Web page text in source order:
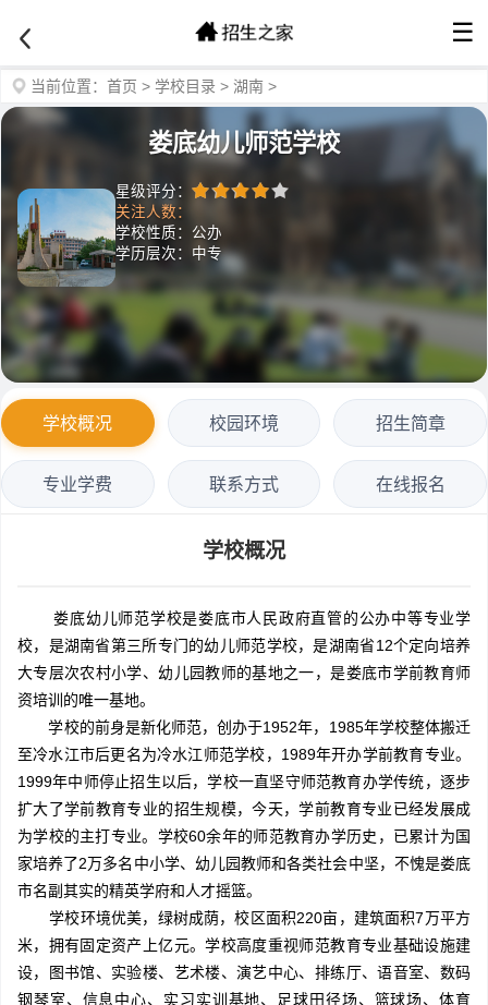
☰
当前位置： 首页 > 学校目录 > 湖南 >
娄底幼儿师范学校
星级评分：
关注人数：
学校性质：公办
学历层次：中专
学校概况 校园环境 招生简章
专业学费 联系方式 在线报名
学校概况
娄底幼儿师范学校是娄底市人民政府直管的公办中等专业学
校，是湖南省第三所专门的幼儿师范学校，是湖南省12个定向培养
大专层次农村小学、幼儿园教师的基地之一，是娄底市学前教育师
资培训的唯一基地。
学校的前身是新化师范，创办于1952年，1985年学校整体搬迁
至冷水江市后更名为冷水江师范学校，1989年开办学前教育专业。
1999年中师停止招生以后，学校一直坚守师范教育办学传统，逐步
扩大了学前教育专业的招生规模，今天，学前教育专业已经发展成
为学校的主打专业。学校60余年的师范教育办学历史，已累计为国
家培养了2万多名中小学、幼儿园教师和各类社会中坚，不愧是娄底
市名副其实的精英学府和人才摇篮。
学校环境优美，绿树成荫，校区面积220亩，建筑面积7万平方
米，拥有固定资产上亿元。学校高度重视师范教育专业基础设施建
设，图书馆、实验楼、艺术楼、演艺中心、排练厅、语音室、数码
钢琴室、信息中心、实习实训基地、足球田径场、篮球场、体育